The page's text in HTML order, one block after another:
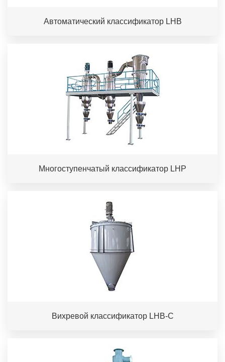
Автоматический классификатор LHB
Многоступенчатый классификатор LHP
Вихревой классификатор LHB-C